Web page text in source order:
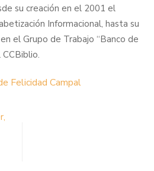
su creación en el 2001 el
Informacional, hasta su
el Grupo de Trabajo “Banco de
Felicidad Campal